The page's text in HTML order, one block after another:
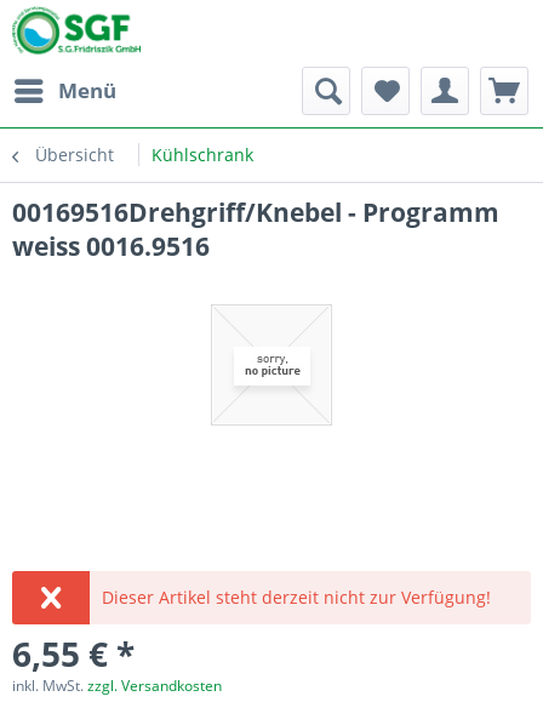
Menü
Übersicht Kühlschrank
00169516Drehgriff/Knebel - Programm
weiss 0016.9516
Dieser Artikel steht derzeit nicht zur Verfügung!
6,55 € *
inkl. MwSt.zzgl. Versandkosten